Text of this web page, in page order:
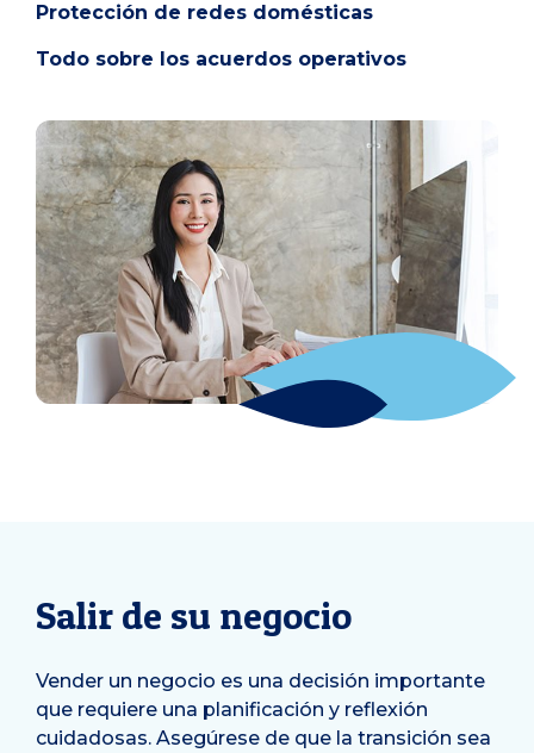
Protección de redes domésticas
Todo sobre los acuerdos operativos
Salir de su negocio
Vender un negocio es una decisión importante
que requiere una planificación y reflexión
cuidadosas. Asegúrese de que la transición sea